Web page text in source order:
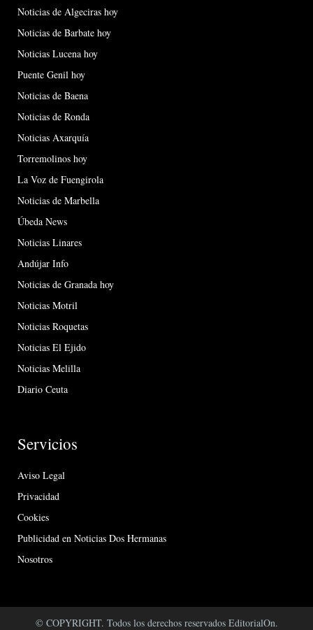
Noticias de Algeciras hoy
Noticias de Barbate hoy
Noticias Lucena hoy
Puente Genil hoy
Noticias de Baena
Noticias de Ronda
Noticias Axarquía
Torremolinos hoy
La Voz de Fuengirola
Noticias de Marbella
Úbeda News
Noticias Linares
Andújar Info
Noticias de Granada hoy
Noticias Motril
Noticias Roquetas
Noticias El Ejido
Noticias Melilla
Diario Ceuta
Servicios
Aviso Legal
Privacidad
Cookies
Publicidad en Noticias Dos Hermanas
Nosotros
© COPYRIGHT. Todos los derechos reservados EditorialOn.